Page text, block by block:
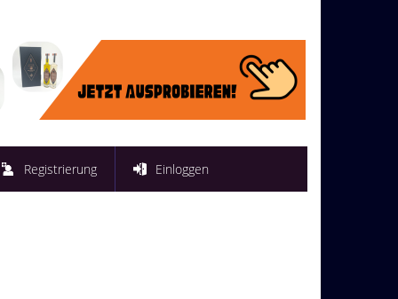
Registrierung Einloggen